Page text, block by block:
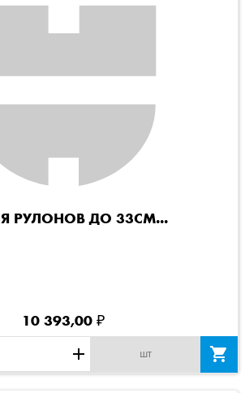
РУЛОНОВ ДО 33СМ...
10 393,00 ₽
add шт 